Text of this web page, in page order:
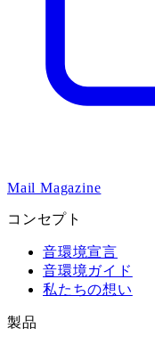
Mail Magazine
コンセプト
音環境宣言
音環境ガイド
私たちの想い
製品